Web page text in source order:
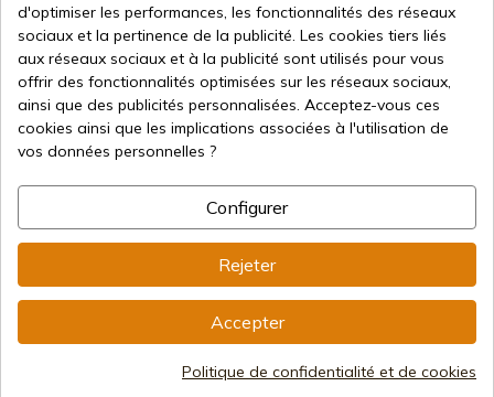
Expédition internationale
info@aceros-de-hispania.com
d'optimiser les performances, les fonctionnalités des réseaux
sociaux et la pertinence de la publicité. Les cookies tiers liés
aux réseaux sociaux et à la publicité sont utilisés pour vous
offrir des fonctionnalités optimisées sur les réseaux sociaux,
ainsi que des publicités personnalisées. Acceptez-vous ces
cookies ainsi que les implications associées à l'utilisation de
vos données personnelles ?
Configurer
Rejeter
Accepter
Politique de confidentialité et de cookies